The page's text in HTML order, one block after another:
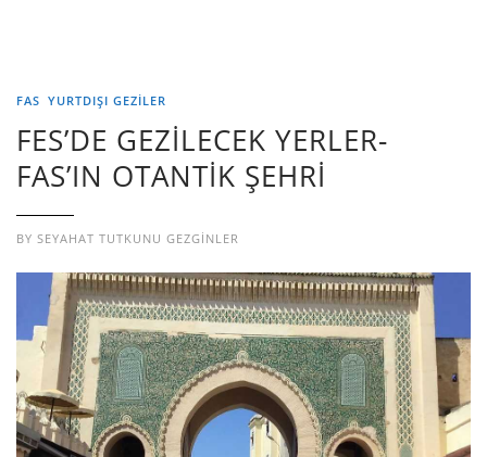
FAS YURTDIŞI GEZILER
FES’DE GEZİLECEK YERLER-
FAS’IN OTANTİK ŞEHRİ
BY SEYAHAT TUTKUNU GEZGINLER